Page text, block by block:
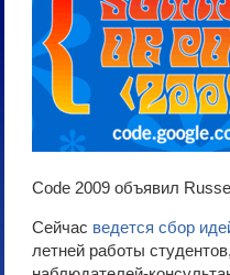
Code 2009 объявил
Сейчас ведется сбор
летней работы